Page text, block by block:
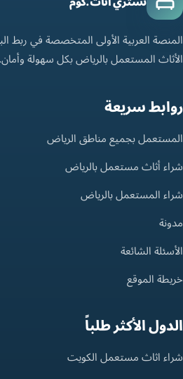
المنصة العربية الأولى المتخصصة في ربط
الأثاث المستعمل بالرياض بكل سهولة وأمان.
روابط سريعة
المستعمل بجميع مناطق الرياض
شراء أثاث مستعمل بالرياض
شراء المستعمل بالرياض
مدونة
الأسئلة الشائعة
خريطة الموقع
الدول الأكثر طلباً
شراء اثاث مستعمل الكويت